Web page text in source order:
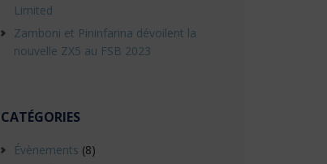
Limited
Zamboni et Pininfarina dévoilent la
nouvelle ZX5 au FSB 2023
CATÉGORIES
Évènements (8)